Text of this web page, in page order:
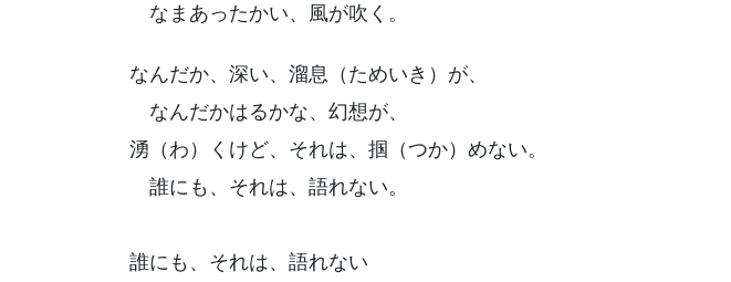
なまあったかい、風が吹く。
なんだか、深い、溜息（ためいき）が、
なんだかはるかな、幻想が、
湧（わ）くけど、それは、掴（つか）めない。
誰にも、それは、語れない。
誰にも、それは、語れない